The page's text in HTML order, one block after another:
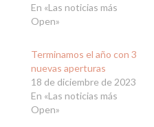
En «Las noticias más
Open»
Terminamos el año con 3
nuevas aperturas
18 de diciembre de 2023
En «Las noticias más
Open»